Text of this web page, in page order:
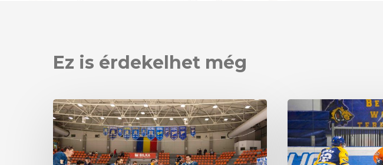
Ez is érdekelhet még